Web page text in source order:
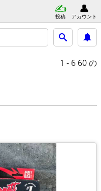
投稿 アカウント
1 - 6 60 の